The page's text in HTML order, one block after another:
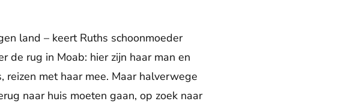
land – keert Ruths schoonmoeder
de rug in Moab: hier zijn haar man en
met haar mee. Maar halverwege
naar huis moeten gaan, op zoek naar